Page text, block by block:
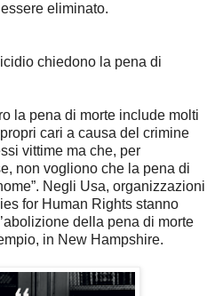
eliminato.
chiedono la pena di
la pena di morte include molti
cari a causa del crimine
vittime ma che, per
non vogliono che la pena di
Negli Usa, organizzazioni
for Human Rights stanno
della pena di morte
in New Hampshire.